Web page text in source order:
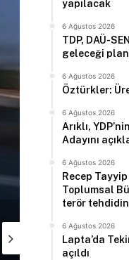
6 Ağustos 2026
Öztürkler: Üreten toplumlar her zaman kazanır
yapılacak
6 Ağustos 2026
TDP, DAÜ-
geleceği
6 Ağustos 2026
Öztürkler:
6 Ağustos 2026
Arıklı,
Adayını
6 Ağustos 2026
Recep
Toplumsal
terör
6 Ağustos 2026
Lapta’da
açıldı